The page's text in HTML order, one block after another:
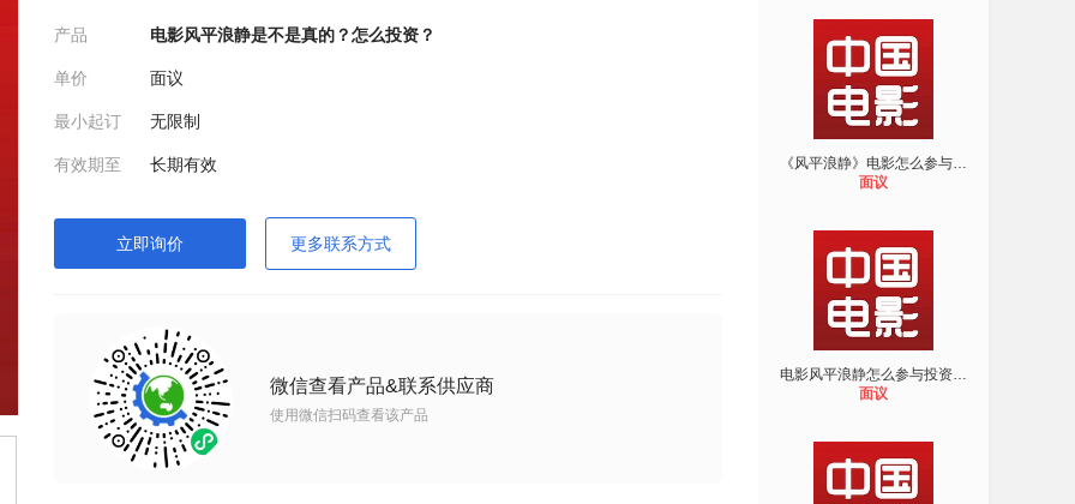
产品 电影风平浪静是不是真的？怎么投资？
单价 面议
最小起订 无限制
有效期至 长期有效
立即询价 更多联系方式
微信查看产品&联系供应商
使用微信扫码查看该产品
《风平浪静》电影怎么参与投资？
面议
电影风平浪静怎么参与投资？主演是谁
面议